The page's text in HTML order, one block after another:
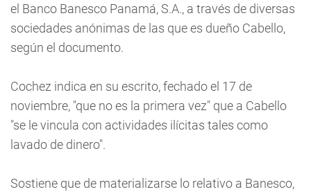
el Banco Banesco Panamá, S.A., a través de diversas
sociedades anónimas de las que es dueño Cabello,
según el documento.
Cochez indica en su escrito, fechado el 17 de
noviembre, "que no es la primera vez" que a Cabello
"se le vincula con actividades ilícitas tales como
lavado de dinero".
Sostiene que de materializarse lo relativo a Banesco,